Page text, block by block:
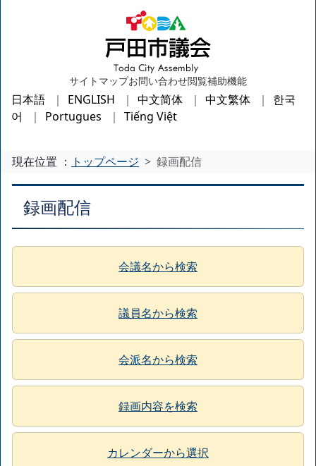
サイトマップお問い合わせ閲覧補助機能
日本語 ENGLISH 中文简体 中文繁体
한국
어
Portugues Tiếng Việt
現在位置 ： トップページ 録画配信
録画配信
会議名から検索
議員名から検索
会派名から検索
録画内容を検索
カレンダーから選択